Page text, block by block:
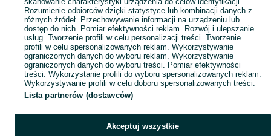
Rozumienie odbiorców dzięki statystyce lub kombinacji danych z
różnych źródeł. Przechowywanie informacji na urządzeniu lub
dostęp do nich. Pomiar efektywności reklam. Rozwój i ulepszanie
usług. Tworzenie profili w celu personalizacji treści. Tworzenie
profili w celu spersonalizowanych reklam. Wykorzystywanie
ograniczonych danych do wyboru reklam. Wykorzystywanie
ograniczonych danych do wyboru treści. Pomiar efektywności
treści. Wykorzystanie profili do wyboru spersonalizowanych reklam.
Wykorzystywanie profili w celu doboru spersonalizowanych treści.
Lista partnerów (dostawców)
Akceptuj wszystkie